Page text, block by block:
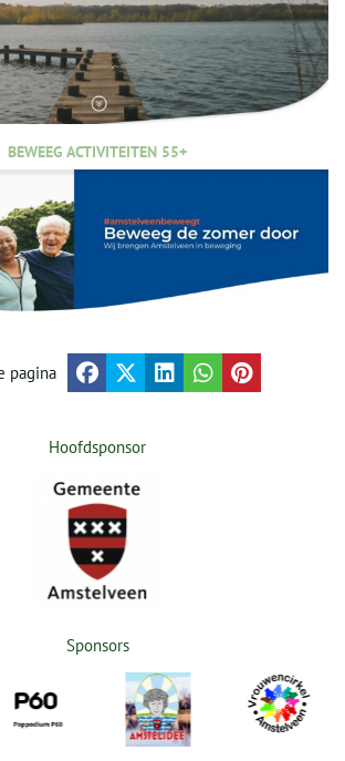
BEWEEG ACTIVITEITEN 55+
pagina
Hoofdsponsor
Sponsors